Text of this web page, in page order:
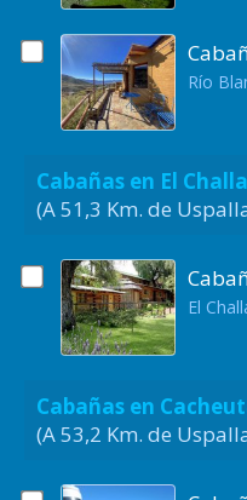
Río
Cabañas en El
(A 51,3 Km. de
El
Cabañas en
(A 53,2 Km. de